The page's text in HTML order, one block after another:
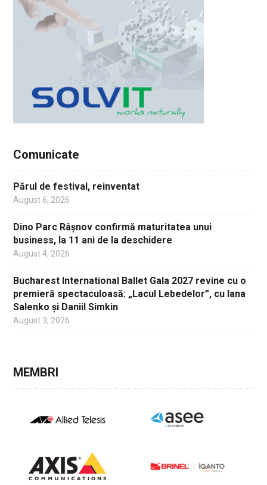
Comunicate
Părul de festival, reinventat
August 6, 2026
Dino Parc Râșnov confirmă maturitatea unui
business, la 11 ani de la deschidere
August 4, 2026
Bucharest International Ballet Gala 2027 revine cu o
premieră spectaculoasă: „Lacul Lebedelor”, cu Iana
Salenko și Daniil Simkin
August 3, 2026
MEMBRI